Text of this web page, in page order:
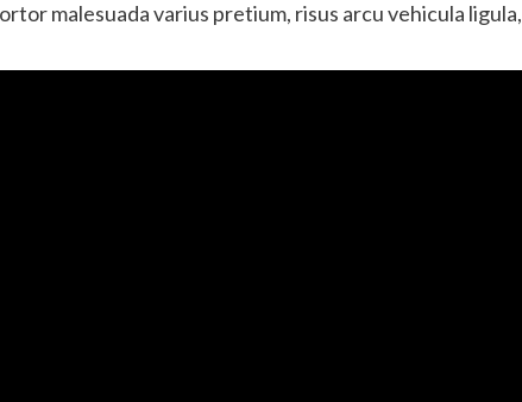
malesuada varius pretium, risus arcu vehicula ligula,